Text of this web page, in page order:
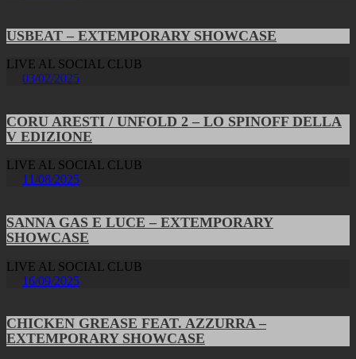
USBEAT – EXTEMPORARY SHOWCASE
LIVE AL SOCIAL CLUB
03/02/2025
CORU ARESTI / UNFOLD 2 – LO SPINOFF DELLA
V EDIZIONE
LIVE AL SOCIAL CLUB
11/08/2025
SANNA GAS E LUCE – EXTEMPORARY
SHOWCASE
LIVE AL SOCIAL CLUB
16/09/2025
CHICKEN GREASE FEAT. AZZURRA –
EXTEMPORARY SHOWCASE